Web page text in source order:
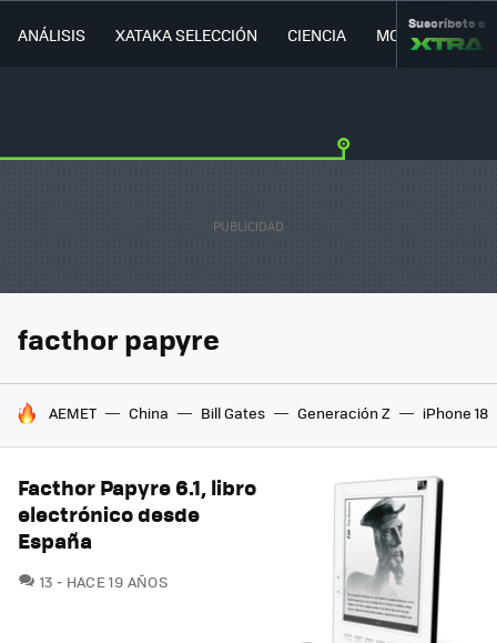
ANÁLISIS XATAKA SELECCIÓN CIENCIA MOVILIDAD
Suscríbete a
facthor papyre
HOY SE HABLA DE
AEMET China Bill Gates Generación Z iPhone 18
Facthor Papyre 6.1, libro
electrónico desde
España
13 COMENTARIOS
HACE 19 AÑOS